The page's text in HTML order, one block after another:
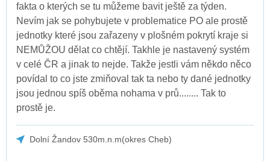
fakta o kterých se tu můžeme bavit ještě za týden.
Nevím jak se pohybujete v problematice PO ale prostě
jednotky které jsou zařazeny v plošném pokrytí kraje si
NEMŮŽOU dělat co chtějí. Takhle je nastavený systém
v celé ČR a jinak to nejde. Takže jestli vám někdo něco
povídal to co jste zmiňoval tak ta nebo ty dané jednotky
jsou jednou spíš oběma nohama v prů........ Tak to
prostě je.
Dolní Žandov 530m.n.m(okres Cheb)